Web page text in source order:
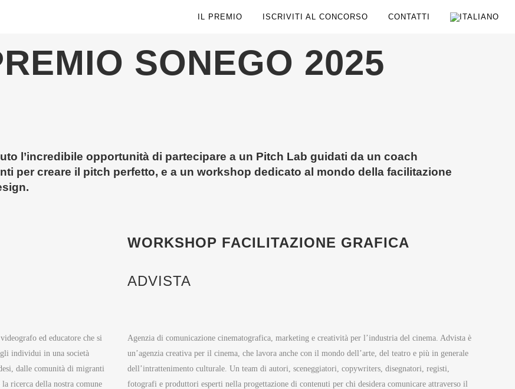
IL PREMIO ISCRIVITI AL CONCORSO CONTATTI
SONEGO 2025
l’incredibile opportunità di partecipare a un Pitch Lab guidati da un coach
per creare il pitch perfetto, e a un workshop dedicato al mondo della facilitazione
ed educatore che si
individui in una società
dalle comunità di migranti
ricerca della nostra comune
WORKSHOP FACILITAZIONE GRAFICA
ADVISTA
Agenzia di comunicazione cinematografica, marketing e creatività per l’industria del cinema. Advista è
un’agenzia creativa per il cinema, che lavora anche con il mondo dell’arte, del teatro e più in generale
dell’intrattenimento culturale. Un team di autori, sceneggiatori, copywriters, disegnatori, registi,
fotografi e produttori esperti nella progettazione di contenuti per chi desidera comunicare attraverso il